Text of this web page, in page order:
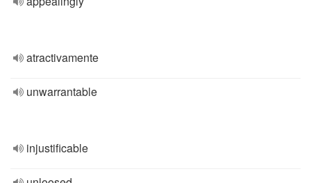
atractivamente
unwarrantable
injustificable